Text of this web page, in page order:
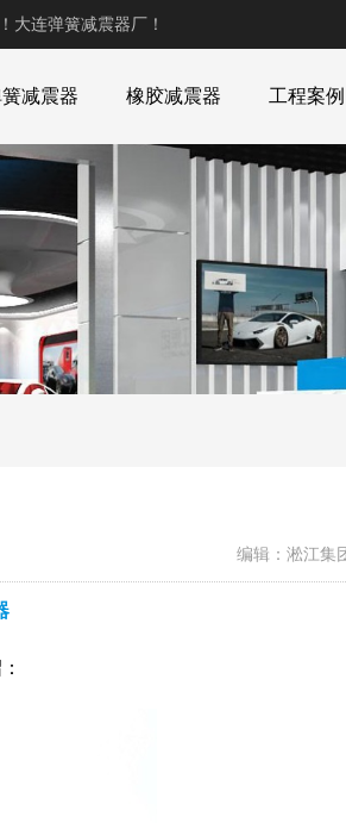
大连弹簧减震器厂！
减震器 橡胶减震器 工程案例
编辑：淞江集